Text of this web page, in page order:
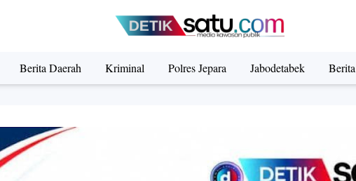
Berita Daerah Kriminal Polres Jepara Jabodetabek